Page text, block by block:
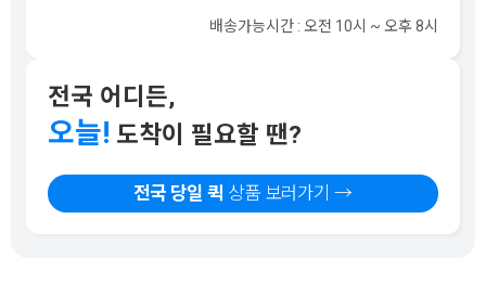
배송가능시간 : 오전 10시 ~ 오후 8시
전국 어디든,
오늘! 도착이 필요할 땐?
전국 당일 퀵 상품 보러가기 →